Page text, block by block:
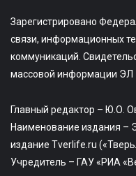
Зарегистрировано
связи, информационных
коммуникаций.
массовой информации ЭЛ
Главный редактор – Ю.О.
Наименование издания –
издание Tverlife.ru
Учредитель – ГАУ «РИА